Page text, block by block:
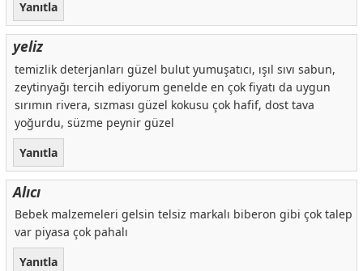
Yanıtla
yeliz
temizlik deterjanları güzel bulut yumuşatıcı, ışıl sıvı sabun,
zeytinyağı tercih ediyorum genelde en çok fiyatı da uygun
sırımın rivera, sızması güzel kokusu çok hafif, dost tava
yoğurdu, süzme peynir güzel
Yanıtla
Alıcı
Bebek malzemeleri gelsin telsiz markalı biberon gibi çok talep
var piyasa çok pahalı
Yanıtla